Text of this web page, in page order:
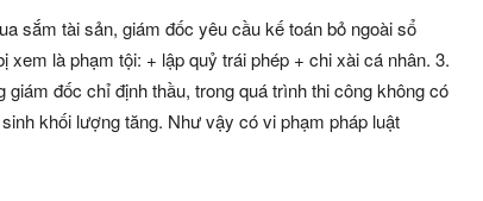
sắm tài sản, giám đốc yêu cầu kế toán bỏ ngoài sổ
là phạm tội: + lập quỷ trái phép + chi xài cá nhân. 3.
đốc chỉ định thầu, trong quá trình thi công không có
khối lượng tăng. Như vậy có vi phạm pháp luật